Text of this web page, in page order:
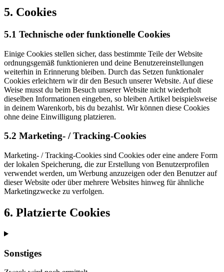
5. Cookies
5.1 Technische oder funktionelle Cookies
Einige Cookies stellen sicher, dass bestimmte Teile der Website
ordnungsgemäß funktionieren und deine Benutzereinstellungen
weiterhin in Erinnerung bleiben. Durch das Setzen funktionaler
Cookies erleichtern wir dir den Besuch unserer Website. Auf diese
Weise musst du beim Besuch unserer Website nicht wiederholt
dieselben Informationen eingeben, so bleiben Artikel beispielsweise
in deinem Warenkorb, bis du bezahlst. Wir können diese Cookies
ohne deine Einwilligung platzieren.
5.2 Marketing- / Tracking-Cookies
Marketing- / Tracking-Cookies sind Cookies oder eine andere Form
der lokalen Speicherung, die zur Erstellung von Benutzerprofilen
verwendet werden, um Werbung anzuzeigen oder den Benutzer auf
dieser Website oder über mehrere Websites hinweg für ähnliche
Marketingzwecke zu verfolgen.
6. Platzierte Cookies
Sonstiges